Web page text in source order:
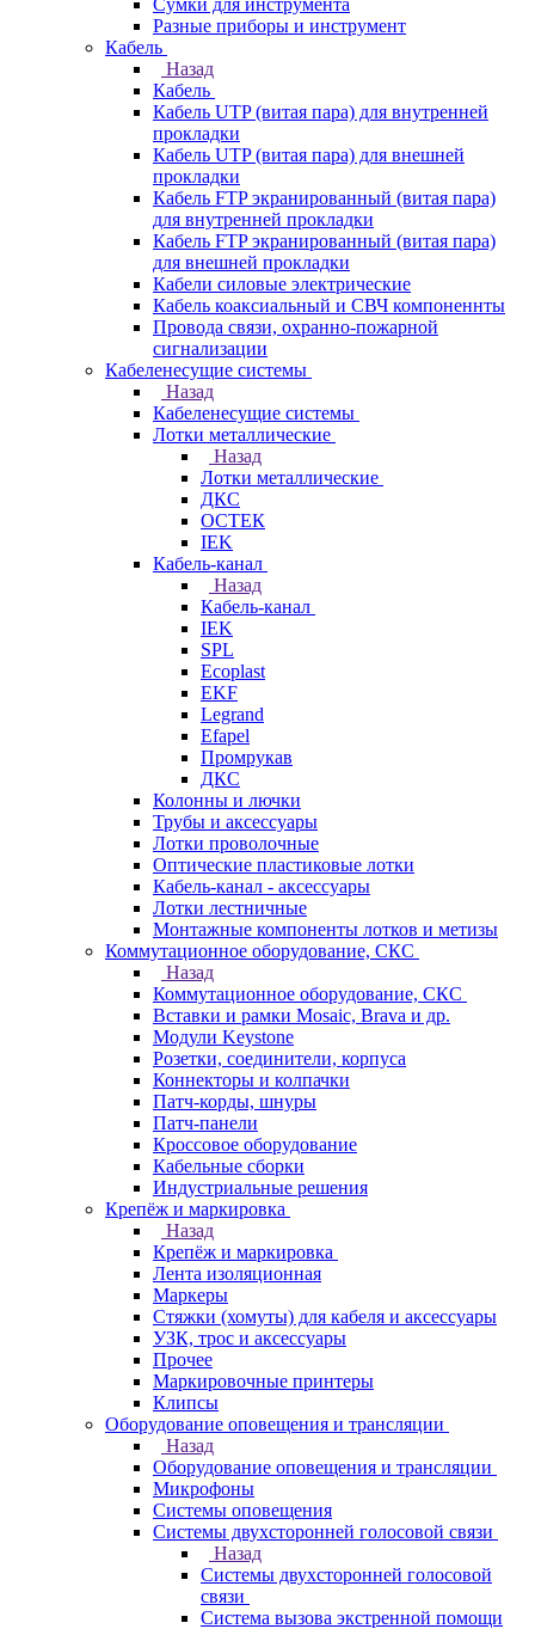
Сумки для инструмента
Разные приборы и инструмент
Кабель
Назад
Кабель
Кабель UTP (витая пара) для внутренней
прокладки
Кабель UTP (витая пара) для внешней
прокладки
Кабель FTP экранированный (витая пара)
для внутренней прокладки
Кабель FTP экранированный (витая пара)
для внешней прокладки
Кабели силовые электрические
Кабель коаксиальный и СВЧ компоненнты
Провода связи, охранно-пожарной
сигнализации
Кабеленесущие системы
Назад
Кабеленесущие системы
Лотки металлические
Назад
Лотки металлические
ДКС
ОСТЕК
IEK
Кабель-канал
Назад
Кабель-канал
IEK
SPL
Ecoplast
EKF
Legrand
Efapel
Промрукав
ДКС
Колонны и лючки
Трубы и аксессуары
Лотки проволочные
Оптические пластиковые лотки
Кабель-канал - аксессуары
Лотки лестничные
Монтажные компоненты лотков и метизы
Коммутационное оборудование, СКС
Назад
Коммутационное оборудование, СКС
Вставки и рамки Mosaic, Brava и др.
Модули Keystone
Розетки, соединители, корпуса
Коннекторы и колпачки
Патч-корды, шнуры
Патч-панели
Кроссовое оборудование
Кабельные сборки
Индустриальные решения
Крепёж и маркировка
Назад
Крепёж и маркировка
Лента изоляционная
Маркеры
Стяжки (хомуты) для кабеля и аксессуары
УЗК, трос и аксессуары
Прочее
Маркировочные принтеры
Клипсы
Оборудование оповещения и трансляции
Назад
Оборудование оповещения и трансляции
Микрофоны
Системы оповещения
Системы двухсторонней голосовой связи
Назад
Системы двухсторонней голосовой
связи
Система вызова экстренной помощи